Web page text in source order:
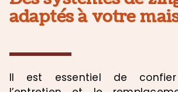
adaptés à votre
Il est essentiel de confier